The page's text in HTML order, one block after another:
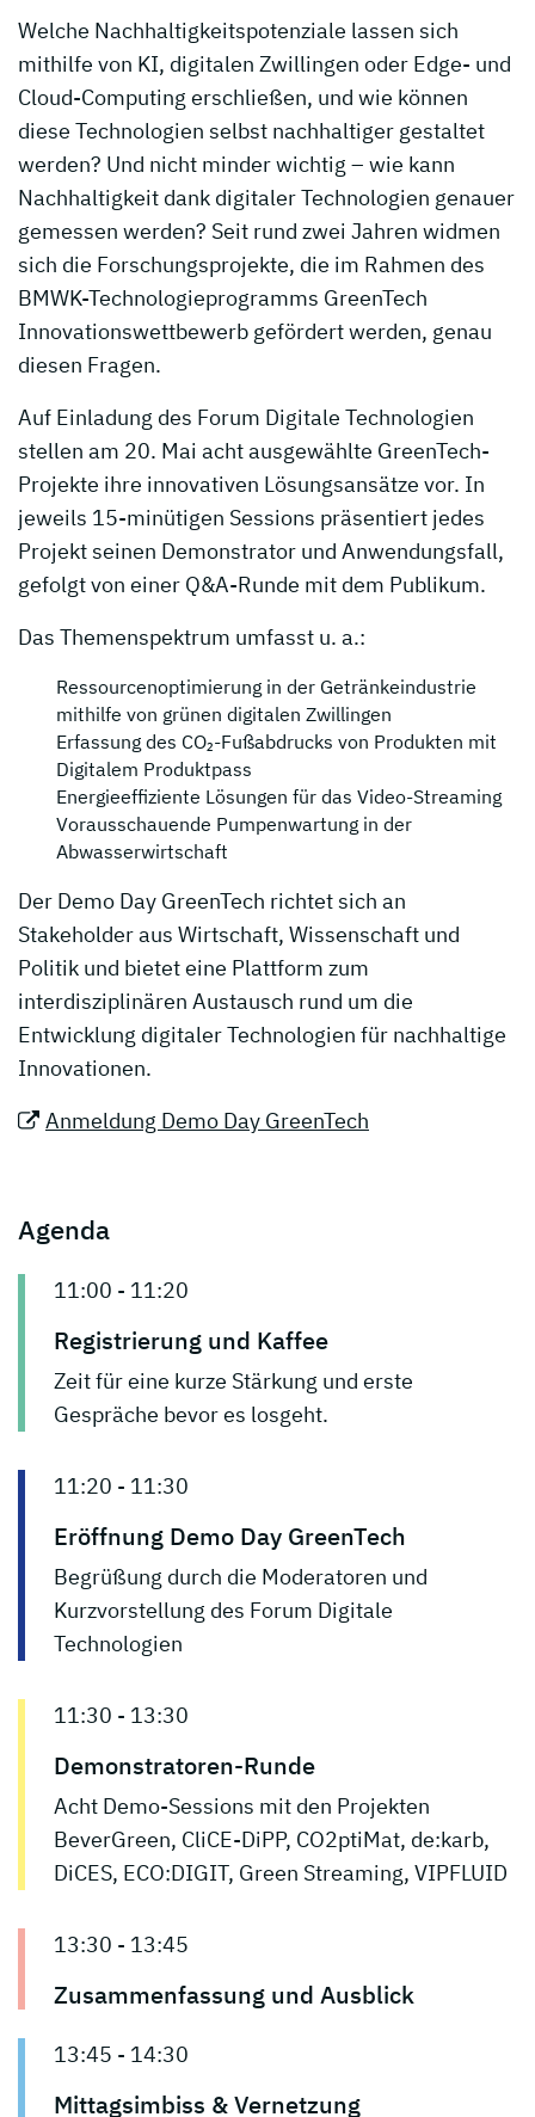
Welche Nachhaltigkeitspotenziale lassen sich
mithilfe von KI, digitalen Zwillingen oder Edge- und
Cloud-Computing erschließen, und wie können
diese Technologien selbst nachhaltiger gestaltet
werden? Und nicht minder wichtig – wie kann
Nachhaltigkeit dank digitaler Technologien genauer
gemessen werden? Seit rund zwei Jahren widmen
sich die Forschungsprojekte, die im Rahmen des
BMWK-Technologieprogramms GreenTech
Innovationswettbewerb gefördert werden, genau
diesen Fragen.
Auf Einladung des Forum Digitale Technologien
stellen am 20. Mai acht ausgewählte GreenTech-
Projekte ihre innovativen Lösungsansätze vor. In
jeweils 15-minütigen Sessions präsentiert jedes
Projekt seinen Demonstrator und Anwendungsfall,
gefolgt von einer Q&A-Runde mit dem Publikum.
Das Themenspektrum umfasst u. a.:
Ressourcenoptimierung in der Getränkeindustrie
mithilfe von grünen digitalen Zwillingen
Erfassung des CO₂-Fußabdrucks von Produkten mit
Digitalem Produktpass
Energieeffiziente Lösungen für das Video-Streaming
Vorausschauende Pumpenwartung in der
Abwasserwirtschaft
Der Demo Day GreenTech richtet sich an
Stakeholder aus Wirtschaft, Wissenschaft und
Politik und bietet eine Plattform zum
interdisziplinären Austausch rund um die
Entwicklung digitaler Technologien für nachhaltige
Innovationen.
Anmeldung Demo Day GreenTech
Agenda
11:00 - 11:20
Registrierung und Kaffee
Zeit für eine kurze Stärkung und erste
Gespräche bevor es losgeht.
11:20 - 11:30
Eröffnung Demo Day GreenTech
Begrüßung durch die Moderatoren und
Kurzvorstellung des Forum Digitale
Technologien
11:30 - 13:30
Demonstratoren-Runde
Acht Demo-Sessions mit den Projekten
BeverGreen, CliCE-DiPP, CO2ptiMat, de:karb,
DiCES, ECO:DIGIT, Green Streaming, VIPFLUID
13:30 - 13:45
Zusammenfassung und Ausblick
13:45 - 14:30
Mittagsimbiss & Vernetzung